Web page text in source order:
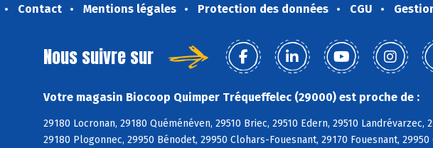
Contact Mentions légales Protection des données CGU
Nous suivre sur
Votre magasin Biocoop Quimper Tréqueffelec (29000) est proche de :
29180 Locronan, 29180 Quéménéven, 29510 Briec, 29510 Edern, 29510 Landrévarzec,
29180 Plogonnec, 29950 Bénodet, 29950 Clohars-Fouesnant, 29170 Fouesnant,